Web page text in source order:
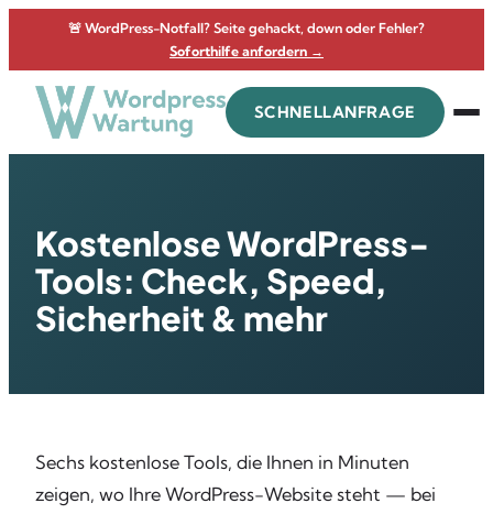
springen
🚨 WordPress-Notfall? Seite gehackt, down oder Fehler?
Soforthilfe anfordern →
SCHNELLANFRAGE
Kostenlose WordPress-
Tools: Check, Speed,
Sicherheit & mehr
Sechs kostenlose Tools, die Ihnen in Minuten
zeigen, wo Ihre WordPress-Website steht — bei